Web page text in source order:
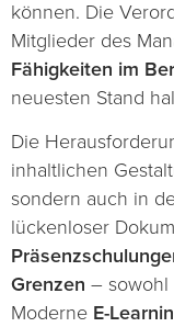
können. Die
Mitglieder des
Fähigkeiten im
neuesten Stand
Die
inhaltlichen
sondern auch in
lückenloser
Grenzen – sowohl
Moderne E-